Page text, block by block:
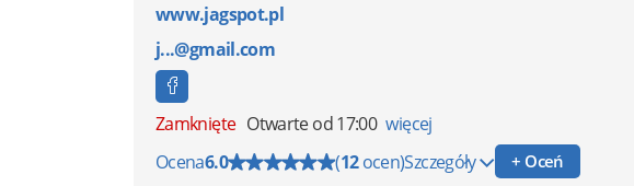
www.jagspot.pl
j...@gmail.com
Zamknięte Otwarte od 17:00 więcej
Ocena6.0 (12ocen)Szczegóły + Oceń